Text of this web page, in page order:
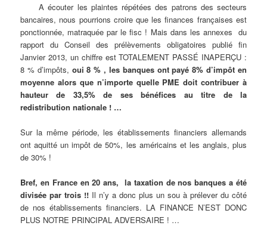
A écouter les plaintes répétées des patrons des secteurs
bancaires, nous pourrions croire que les finances françaises est
ponctionnée, matraquée par le fisc ! Mais dans les annexes du
rapport du Conseil des prélèvements obligatoires publié fin
Janvier 2013, un chiffre est TOTALEMENT PASSÉ INAPERÇU :
8 % d’impôts, oui 8 % , les banques ont payé 8% d’impôt en
moyenne alors que n’importe quelle PME doit contribuer à
hauteur de 33,5% de ses bénéfices au titre de la
redistribution nationale ! …
Sur la même période, les établissements financiers allemands
ont aquitté un impôt de 50%, les américains et les anglais, plus
de 30% !
Bref, en France en 20 ans, la taxation de nos banques a été
divisée par trois !! Il n’y a donc plus un sou à prélever du côté
de nos établissements financiers. LA FINANCE N’EST DONC
PLUS NOTRE PRINCIPAL ADVERSAIRE ! …